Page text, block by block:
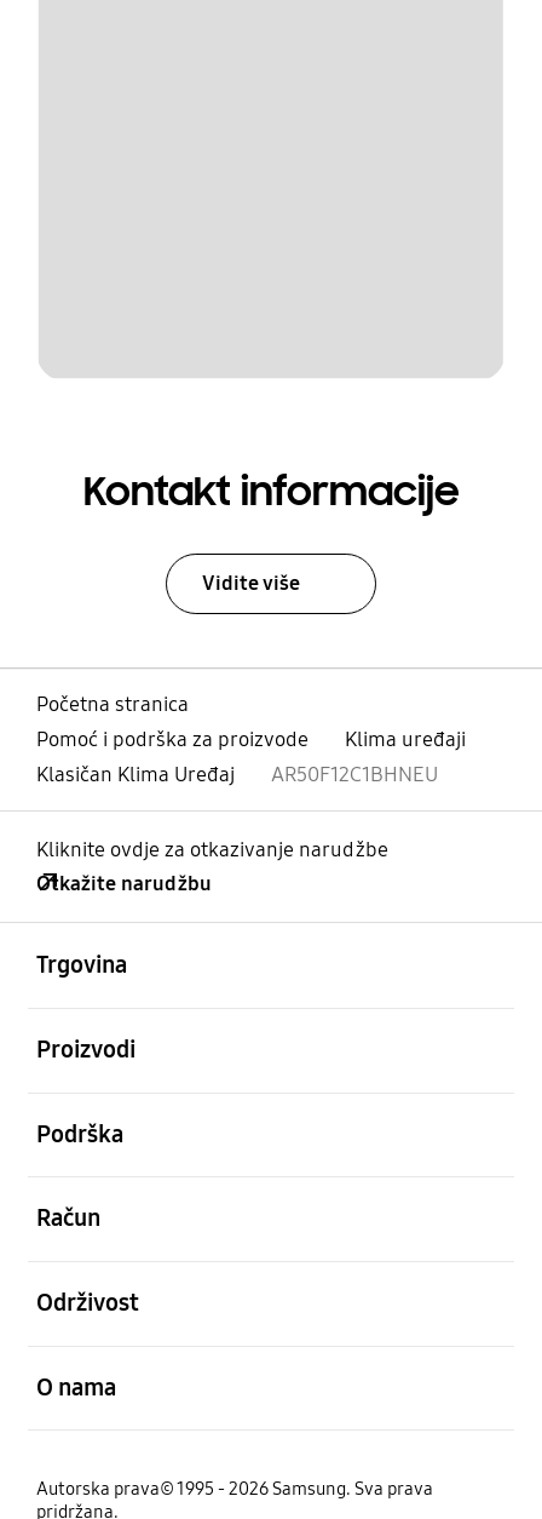
Kontakt informacije
Vidite više
Početna stranica
Pomoć i podrška za proizvode
Klima uređaji
Klasičan Klima Uređaj
AR50F12C1BHNEU
Kliknite ovdje za otkazivanje narudžbe
Otkažite narudžbu
Trgovina
Proizvodi
Podrška
Račun
Održivost
O nama
Autorska prava© 1995 - 2026 Samsung. Sva prava
pridržana.